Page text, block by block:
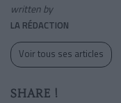
written by
LA RÉDACTION
Voir tous ses articles
SHARE !